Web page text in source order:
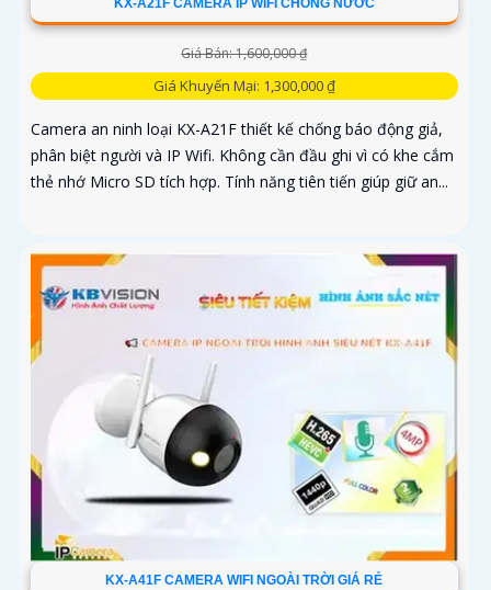
KX-A21F CAMERA IP WIFI CHỐNG NƯỚC
Giá Bán: 1,600,000 ₫
Giá Khuyến Mại: 1,300,000 ₫
Camera an ninh loại KX-A21F thiết kế chống báo động giả,
phân biệt người và IP Wifi. Không cần đầu ghi vì có khe cắm
thẻ nhớ Micro SD tích hợp. Tính năng tiên tiến giúp giữ an...
KX-A41F CAMERA WIFI NGOÀI TRỜI GIÁ RẺ